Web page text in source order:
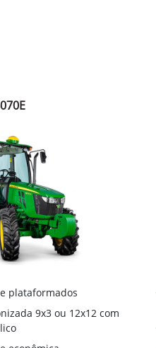
plataformados
9x3 ou 12x12 com